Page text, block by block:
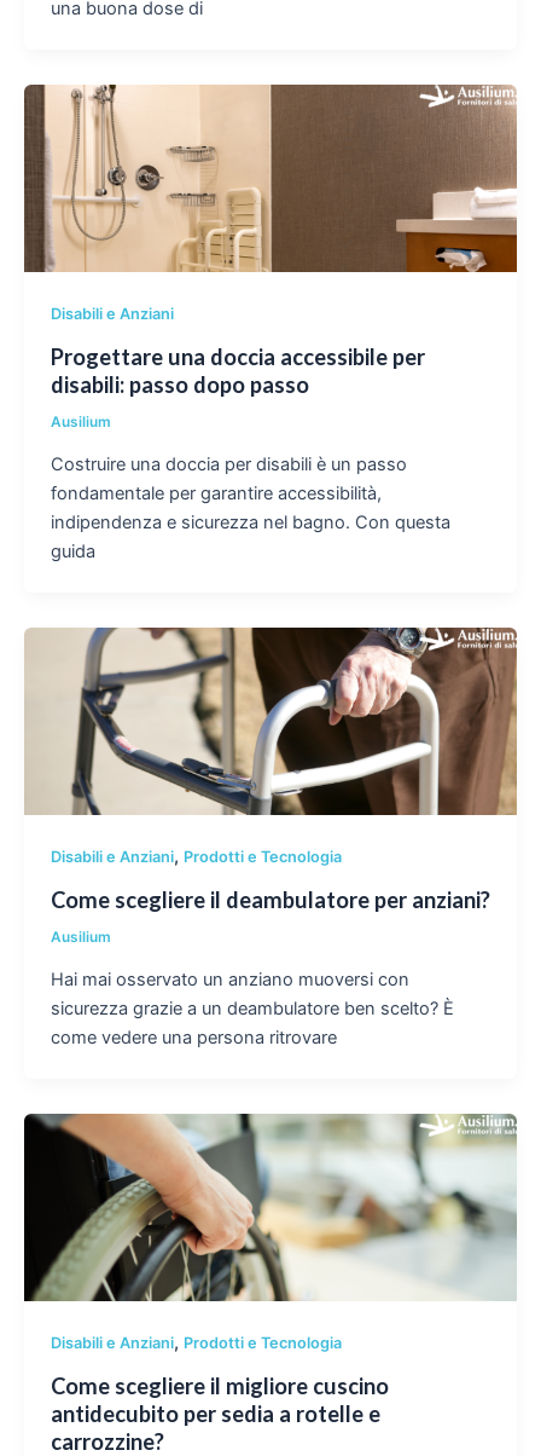
una buona dose di
Disabili e Anziani
Progettare una doccia accessibile per
disabili: passo dopo passo
Ausilium
Costruire una doccia per disabili è un passo
fondamentale per garantire accessibilità,
indipendenza e sicurezza nel bagno. Con questa
guida
Disabili e Anziani, Prodotti e Tecnologia
Come scegliere il deambulatore per anziani?
Ausilium
Hai mai osservato un anziano muoversi con
sicurezza grazie a un deambulatore ben scelto? È
come vedere una persona ritrovare
Disabili e Anziani, Prodotti e Tecnologia
Come scegliere il migliore cuscino
antidecubito per sedia a rotelle e
carrozzine?